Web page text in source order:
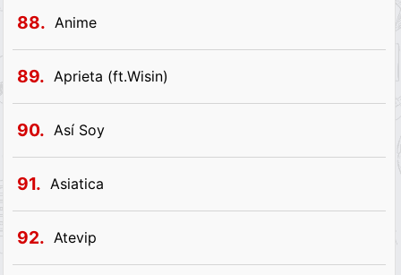
88. Anime
89. Aprieta (ft.Wisin)
90. Así Soy
91. Asiatica
92. Atevip